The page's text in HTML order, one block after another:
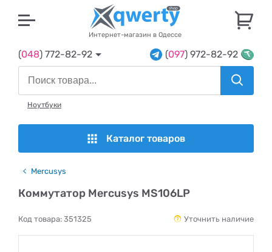
Интернет-магазин в Одессе
(048) 772-82-92 (097) 972-82-92
Ноутбуки
Каталог товаров
Mercusys
Коммутатор Mercusys MS106LP
Код товара: 351325 Уточнить наличие